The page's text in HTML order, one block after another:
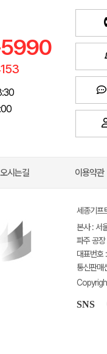
오시는길 이용약관
세종기
본사 : 서
파주 공
대표번
통신판
SNS